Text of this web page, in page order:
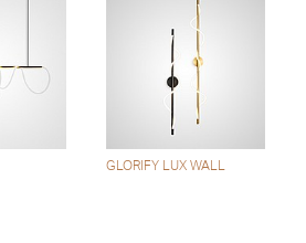
GLORIFY LUX WALL